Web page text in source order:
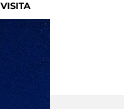
VISITA